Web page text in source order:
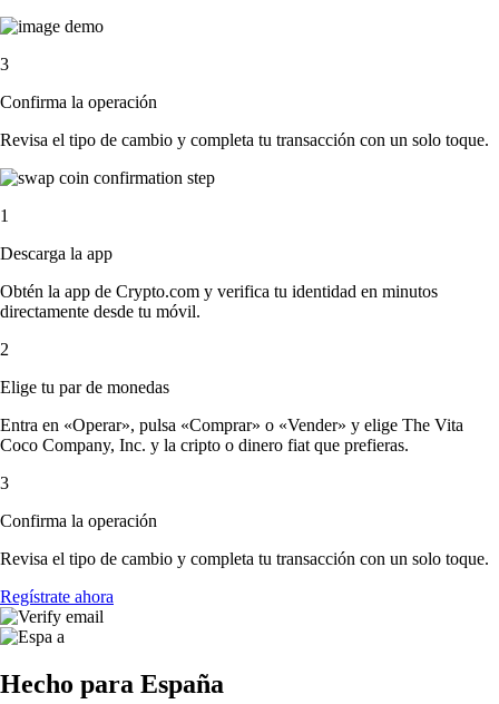
3
Confirma la operación
Revisa el tipo de cambio y completa tu transacción con un solo toque.
1
Descarga la app
Obtén la app de Crypto.com y verifica tu identidad en minutos
directamente desde tu móvil.
2
Elige tu par de monedas
Entra en «Operar», pulsa «Comprar» o «Vender» y elige The Vita
Coco Company, Inc. y la cripto o dinero fiat que prefieras.
3
Confirma la operación
Revisa el tipo de cambio y completa tu transacción con un solo toque.
Regístrate ahora
Hecho para España